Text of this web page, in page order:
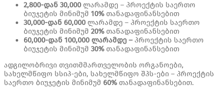
2,800-დან 30,000 ლარამდე – პროექტის საერთო
ბიუჯეტის მინიმუმ 10%თანადაფინანსებით
30,000-დან 60,000 ლარამდე – პროექტის საერთო
ბიუჯეტის მინიმუმ 20%თანადაფინანსებით
60,000-დან 100,000 ლარამდე – პროექტის საერთო
ბიუჯეტის მინიმუმ 30%თანადაფინანსებით
ადგილობრივი თვითმმართველობის ორგანოები,
სახელმწიფო სსიპ-ები, სახელმწიფო შპს-ები – პროექტის
საერთო ბიუჯეტის მინიმუმ 60%თანადაფინანსებით.